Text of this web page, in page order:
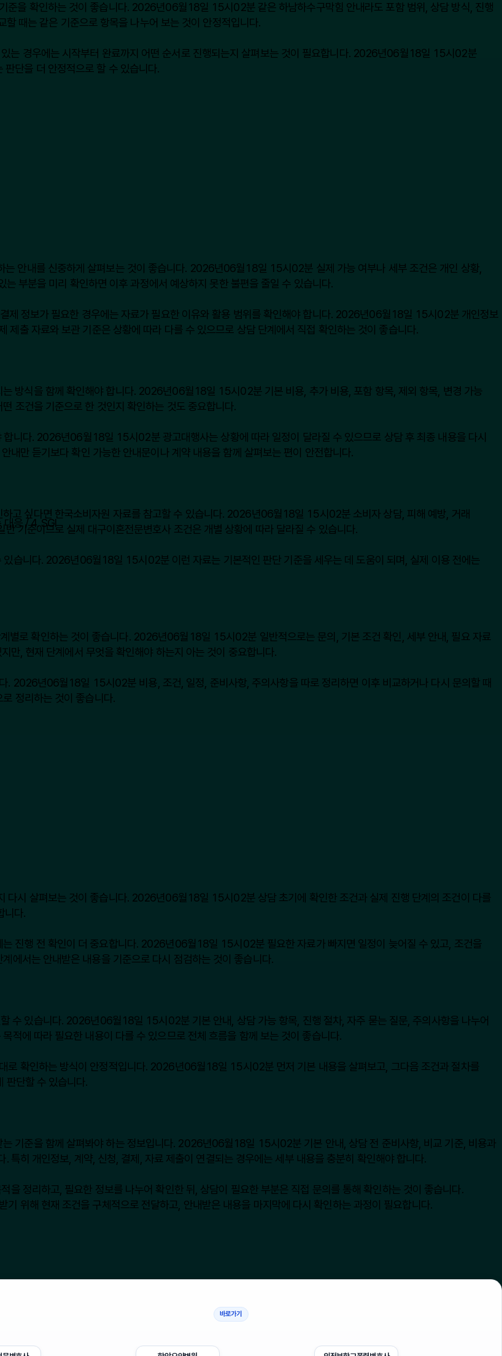
준을 확인하는 것이 좋습니다. 2026년06월18일 15시02분 같은 하남하수구막힘 안내라도 포함 범위, 상담 방식, 진행
때는 같은 기준으로 항목을 나누어 보는 것이 안정적입니다.
는 경우에는 시작부터 완료까지 어떤 순서로 진행되는지 살펴보는 것이 필요합니다. 2026년06월18일 15시02분
단을 더 안정적으로 할 수 있습니다.
안내를 신중하게 살펴보는 것이 좋습니다. 2026년06월18일 15시02분 실제 가능 여부나 세부 조건은 개인 상황,
부분을 미리 확인하면 이후 과정에서 예상하지 못한 불편을 줄일 수 있습니다.
제 정보가 필요한 경우에는 자료가 필요한 이유와 활용 범위를 확인해야 합니다. 2026년06월18일 15시02분 개인정보
제출 자료와 보관 기준은 상황에 따라 다를 수 있으므로 상담 단계에서 직접 확인하는 것이 좋습니다.
방식을 함께 확인해야 합니다. 2026년06월18일 15시02분 기본 비용, 추가 비용, 포함 항목, 제외 항목, 변경 가능
조건을 기준으로 한 것인지 확인하는 것도 중요합니다.
니다. 2026년06월18일 15시02분 광고대행사는 상황에 따라 일정이 달라질 수 있으므로 상담 후 최종 내용을 다시
내만 듣기보다 확인 가능한 안내문이나 계약 내용을 함께 살펴보는 편이 안전합니다.
고 싶다면 한국소비자원 자료를 참고할 수 있습니다. 2026년06월18일 15시02분 소비자 상담, 피해 예방, 거래
기준이므로 실제 대구이혼전문변호사 조건은 개별 상황에 따라 달라질 수 있습니다.
있습니다. 2026년06월18일 15시02분 이런 자료는 기본적인 판단 기준을 세우는 데 도움이 되며, 실제 이용 전에는
별로 확인하는 것이 좋습니다. 2026년06월18일 15시02분 일반적으로는 문의, 기본 조건 확인, 세부 안내, 필요 자료
만, 현재 단계에서 무엇을 확인해야 하는지 아는 것이 중요합니다.
. 2026년06월18일 15시02분 비용, 조건, 일정, 준비사항, 주의사항을 따로 정리하면 이후 비교하거나 다시 문의할 때
정리하는 것이 좋습니다.
다시 살펴보는 것이 좋습니다. 2026년06월18일 15시02분 상담 초기에 확인한 조건과 실제 진행 단계의 조건이 다를
니다.
진행 전 확인이 더 중요합니다. 2026년06월18일 15시02분 필요한 자료가 빠지면 일정이 늦어질 수 있고, 조건을
에서는 안내받은 내용을 기준으로 다시 점검하는 것이 좋습니다.
수 있습니다. 2026년06월18일 15시02분 기본 안내, 상담 가능 항목, 진행 절차, 자주 묻는 질문, 주의사항을 나누어
적에 따라 필요한 내용이 다를 수 있으므로 전체 흐름을 함께 보는 것이 좋습니다.
로 확인하는 방식이 안정적입니다. 2026년06월18일 15시02분 먼저 기본 내용을 살펴보고, 그다음 조건과 절차를
판단할 수 있습니다.
기준을 함께 살펴봐야 하는 정보입니다. 2026년06월18일 15시02분 기본 안내, 상담 전 준비사항, 비교 기준, 비용과
특히 개인정보, 계약, 신청, 결제, 자료 제출이 연결되는 경우에는 세부 내용을 충분히 확인해야 합니다.
정리하고, 필요한 정보를 나누어 확인한 뒤, 상담이 필요한 부분은 직접 문의를 통해 확인하는 것이 좋습니다.
위해 현재 조건을 구체적으로 전달하고, 안내받은 내용을 마지막에 다시 확인하는 과정이 필요합니다.
바로가기